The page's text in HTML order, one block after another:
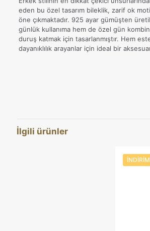
eden bu özel tasarım bileklik, zarif ok
öne çıkmaktadır. 925 ayar gümüşten
günlük kullanıma hem de özel gün
duruş katmak için tasarlanmıştır. Hem
dayanıklılık arayanlar için ideal bir
Erkek Bileklik” için yorum
siz olun
İlgili ürünler